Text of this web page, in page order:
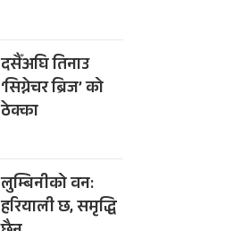
दसैँअघि तिनाउ
‘सिग्नेचर ब्रिज’ को
ठेक्का
लुम्बिनीको वन:
हरियाली छ, समृद्धि